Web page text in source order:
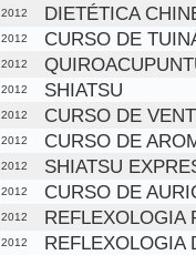
2012 DIETÉTICA
2012 CURSO DE
2012
2012 SHIATSU
2012 CURSO DE
2012 CURSO DE
2012 SHIATSU
2012 CURSO DE
2012 REFLEXOLOGIA
2012 REFLEXOLOGIA